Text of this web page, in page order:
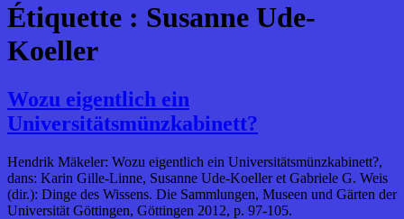
Étiquette : Susanne Ude-
Koeller
Wozu eigentlich ein
Universitätsmünzkabinett?
Hendrik Mäkeler: Wozu eigentlich ein Universitätsmünzkabinett?,
dans: Karin Gille-Linne, Susanne Ude-Koeller et Gabriele G. Weis
(dir.): Dinge des Wissens. Die Sammlungen, Museen und Gärten der
Universität Göttingen, Göttingen 2012, p. 97-105.